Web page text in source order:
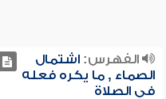
الفهرس:اشتمال
الصماء , ما يكره فعله
في الصلاة